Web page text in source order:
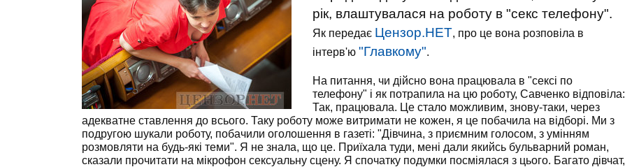
рік, влаштувалася на роботу в "секс телефону".
Як передає Цензор.НЕТ, про це вона розповіла в
інтерв'ю "Главкому".
На питання, чи дійсно вона працювала в "сексі по
телефону" і як потрапила на цю роботу, Савченко відповіла:
Так, працювала. Це стало можливим, знову-таки, через
адекватне ставлення до всього. Таку роботу може витримати не кожен, я це побачила на відборі. Ми з
подругою шукали роботу, побачили оголошення в газеті: "Дівчина, з приємним голосом, з умінням
розмовляти на будь-які теми". Я не знала, що це. Приїхала туди, мені дали якийсь бульварний роман,
сказали прочитати на мікрофон сексуальну сцену. Я спочатку подумки посміялася з цього. Багато дівчат,